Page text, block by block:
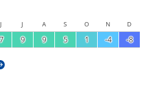
J J A S O N D
9 9 5 1 -4 -8